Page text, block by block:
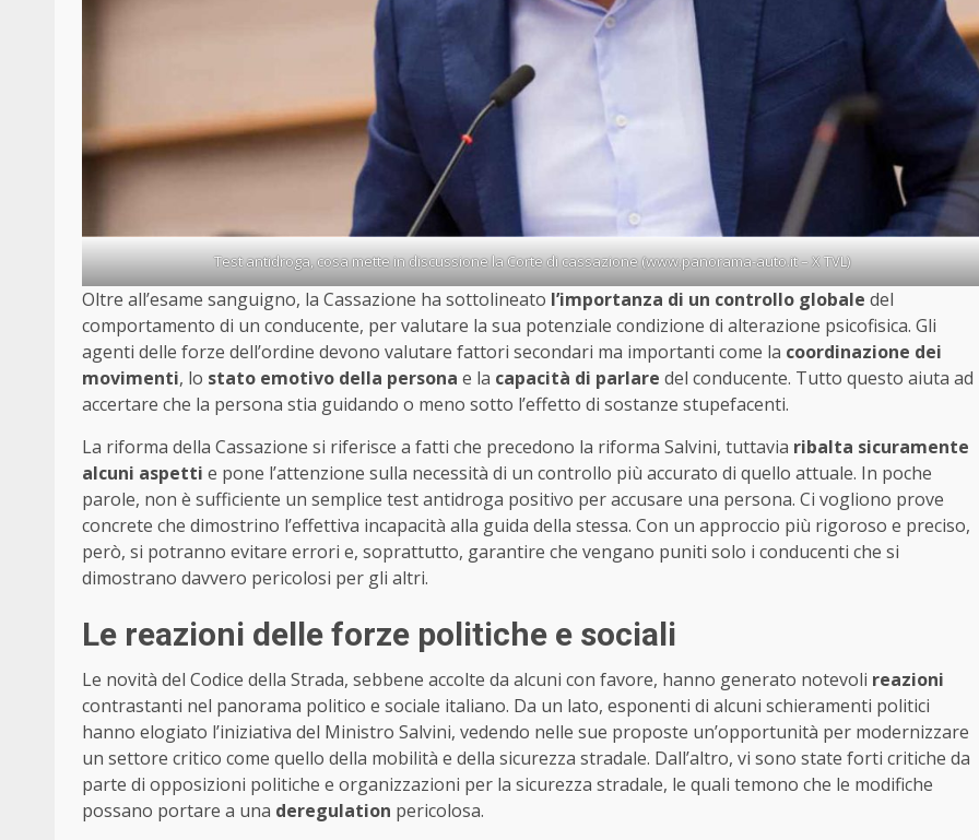
Test antidroga, cosa mette in discussione la Corte di cassazione (www.panorama-auto.it – X TVL)
Oltre all’esame sanguigno, la Cassazione ha sottolineato l’importanza di un controllo globale del
comportamento di un conducente, per valutare la sua potenziale condizione di alterazione psicofisica. Gli
agenti delle forze dell’ordine devono valutare fattori secondari ma importanti come la coordinazione dei
movimenti, lo stato emotivo della persona e la capacità di parlare del conducente. Tutto questo aiuta ad
accertare che la persona stia guidando o meno sotto l’effetto di sostanze stupefacenti.
La riforma della Cassazione si riferisce a fatti che precedono la riforma Salvini, tuttavia ribalta sicuramente
alcuni aspetti e pone l’attenzione sulla necessità di un controllo più accurato di quello attuale. In poche
parole, non è sufficiente un semplice test antidroga positivo per accusare una persona. Ci vogliono prove
concrete che dimostrino l’effettiva incapacità alla guida della stessa. Con un approccio più rigoroso e preciso,
però, si potranno evitare errori e, soprattutto, garantire che vengano puniti solo i conducenti che si
dimostrano davvero pericolosi per gli altri.
Le reazioni delle forze politiche e sociali
Le novità del Codice della Strada, sebbene accolte da alcuni con favore, hanno generato notevoli reazioni
contrastanti nel panorama politico e sociale italiano. Da un lato, esponenti di alcuni schieramenti politici
hanno elogiato l’iniziativa del Ministro Salvini, vedendo nelle sue proposte un’opportunità per modernizzare
un settore critico come quello della mobilità e della sicurezza stradale. Dall’altro, vi sono state forti critiche da
parte di opposizioni politiche e organizzazioni per la sicurezza stradale, le quali temono che le modifiche
possano portare a una deregulation pericolosa.